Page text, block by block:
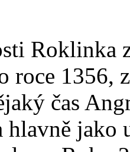
Roklinka
roce 1356,
čas
hlavně jako